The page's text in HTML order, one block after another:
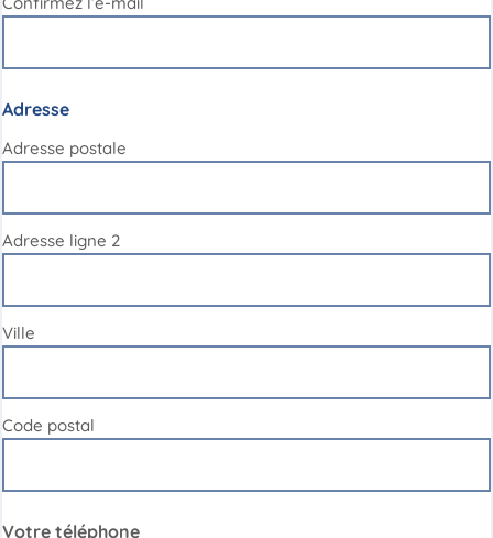
Adresse
Adresse postale
Adresse ligne 2
Ville
Code postal
Votre téléphone